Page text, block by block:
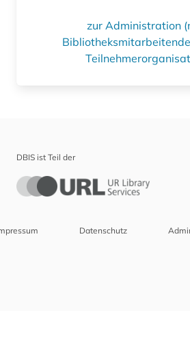
zur Administration
DBIS ist Teil der
Datenschutz